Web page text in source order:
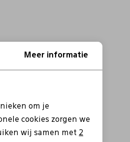
cookies
Meer informatie
om je
cookies zorgen we
wij samen met 2